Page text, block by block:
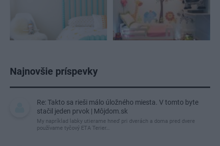
Najnovšie príspevky
Re: Takto sa rieši málo úložného miesta. V tomto byte
stačil jeden prvok | Môjdom.sk
My napríklad labky utierame hneď pri dverách a doma pred dvere
používame tyčový ETA Terier…